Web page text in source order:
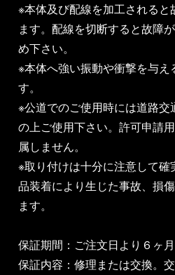
※本体及び配線を加工されると
ます。配線を切断すると故障
め下さい。
※本体へ強い振動や衝撃を与え
す。
※公道でのご使用時には道路
の上ご使用下さい。許可申請
属しません。
※取り付けは十分に注意して
品装着により生じた事故、損
ます。
保証期間：ご注文日より６ヶ
保証内容：修理または交換。